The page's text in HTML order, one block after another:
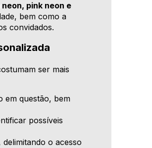
pink neon e
bem como a
convidados.
ser mais
em questão, bem
possíveis
o acesso